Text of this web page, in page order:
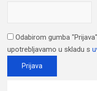
Odabirom gumba
upotrebljavamo u skladu s